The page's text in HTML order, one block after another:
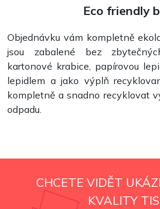
Eco friendly
Objednávku vám kompletně
jsou zabalené bez
kartonové krabice, papírovou
lepidlem a jako výplň
kompletně a snadno recyklovat
odpadu.
CHCETE VIDĚT
KVALITY